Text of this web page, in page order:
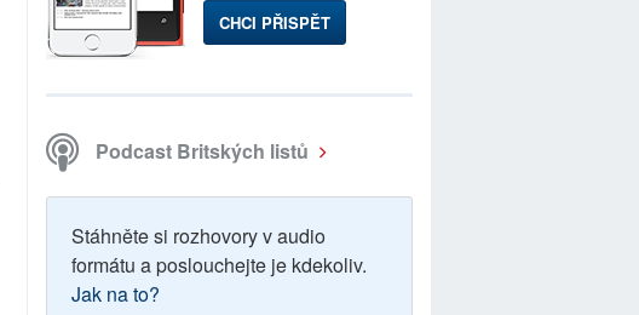
CHCI PŘISPĚT
Podcast Britských listů
Stáhněte si rozhovory v audio
formátu a poslouchejte je kdekoliv.
Jak na to?